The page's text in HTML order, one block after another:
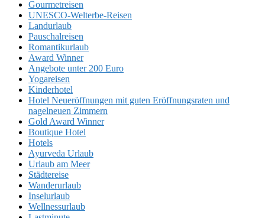
Gourmetreisen
UNESCO-Welterbe-Reisen
Landurlaub
Pauschalreisen
Romantikurlaub
Award Winner
Angebote unter 200 Euro
Yogareisen
Kinderhotel
Hotel Neueröffnungen mit guten Eröffnungsraten und
nagelneuen Zimmern
Gold Award Winner
Boutique Hotel
Hotels
Ayurveda Urlaub
Urlaub am Meer
Städtereise
Wanderurlaub
Inselurlaub
Wellnessurlaub